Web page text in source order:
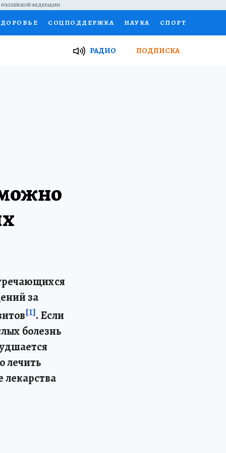
ФЕДЕРАЦИИ
СОЦПОДДЕРЖКА НАУКА СПОРТ
Я ЗНАЮ СЕМЬЯ
РАДИО ПОДПИСКА
за
[1]. Если
болезнь
лечить
лекарства